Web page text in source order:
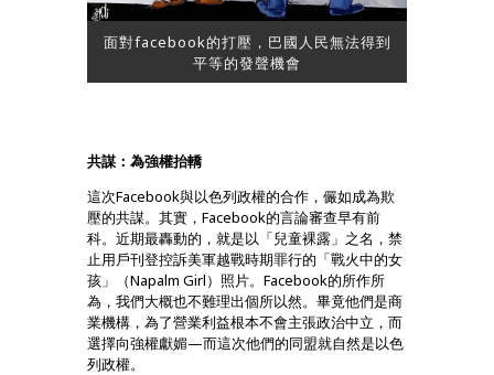
面對facebook的打壓，巴國人民無法得到
平等的發聲機會
共謀：為強權抬轎
這次Facebook與以色列政權的合作，儼如成為欺
壓的共謀。其實，Facebook的言論審查早有前
科。近期最轟動的，就是以「兒童裸露」之名，禁
止用戶刊登控訴美軍越戰時期罪行的「戰火中的女
孩」（Napalm Girl）照片。Facebook的所作所
為，我們大概也不難理出個所以然。畢竟他們是商
業機構，為了營業利益根本不會主張政治中立，而
選擇向強權獻媚—而這次他們的同盟就自然是以色
列政權。